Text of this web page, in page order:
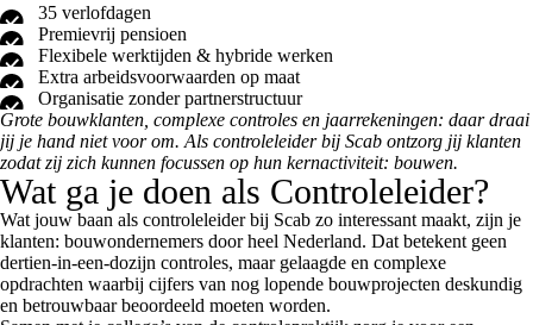
35 verlofdagen
Premievrij pensioen
Flexibele werktijden & hybride werken
Extra arbeidsvoorwaarden op maat
Organisatie zonder partnerstructuur
Grote bouwklanten, complexe controles en jaarrekeningen: daar draai
jij je hand niet voor om. Als controleleider bij Scab ontzorg jij klanten
zodat zij zich kunnen focussen op hun kernactiviteit: bouwen.
Wat ga je doen als Controleleider?
Wat jouw baan als controleleider bij Scab zo interessant maakt, zijn je
klanten: bouwondernemers door heel Nederland. Dat betekent geen
dertien-in-een-dozijn controles, maar gelaagde en complexe
opdrachten waarbij cijfers van nog lopende bouwprojecten deskundig
en betrouwbaar beoordeeld moeten worden.